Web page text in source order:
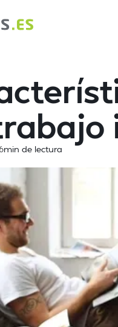
min de lectura